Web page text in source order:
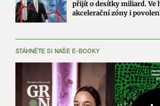
přijít o desítky miliard. Ve
akcelerační zóny i
STÁHNĚTE SI NAŠE E-BOOKY